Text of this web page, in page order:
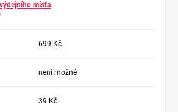
výdejního místa
699 Kč
není možné
39 Kč